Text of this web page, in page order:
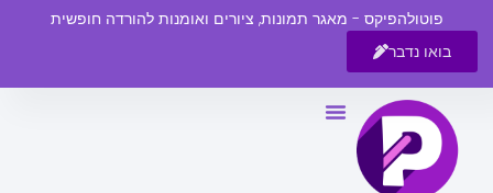
visibility_off השבת את ההבזקים
title סמן כותרות
פוטולהפיקס - מאגר תמונות, ציורים ואומנות להורדה חופשית
בואו נדבר